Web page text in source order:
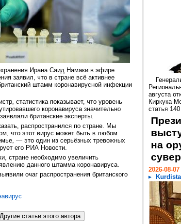
Ирана Саид Намаки в эфире
заявил, что в стране всё активнее
штамм коронавирусной инфекции
статистика показывает, что уровень
коронавируса значительно
британские эксперты.
распространился по стране. Мы
что этот вирус может быть в любом
— это один из серьёзных тревожных
его РИА Новости.
стране необходимо увеличить
данного штамма коронавируса.
очаг распространения британского
августа
Киркука
статья
на
2026-08-07